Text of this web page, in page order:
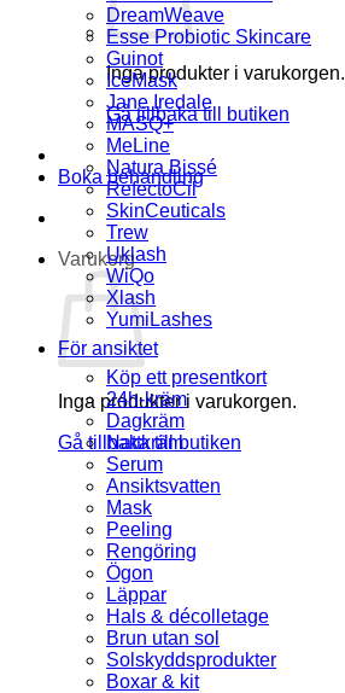
Inga produkter i varukorgen.
Gå tillbaka till butiken
Boka behandling
Varukorg
Inga produkter i varukorgen.
Gå tillbaka till butiken
DreamWeave
Esse Probiotic Skincare
Guinot
IceMask
Jane Iredale
MASQ+
MeLine
Natura Bissé
RefectoCil
SkinCeuticals
Trew
Uklash
WiQo
Xlash
YumiLashes
För ansiktet
Köp ett presentkort
24h-kräm
Dagkräm
Nattkräm
Serum
Ansiktsvatten
Mask
Peeling
Rengöring
Ögon
Läppar
Hals & décolletage
Brun utan sol
Solskyddsprodukter
Boxar & kit